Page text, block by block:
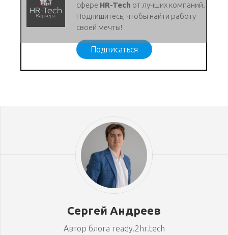
сфере HR-Tech от лучших компаний.
Подпишитесь, чтобы найти работу
своей мечты!
Подписаться
Сергей Андреев
Автор блога ready.2hr.tech